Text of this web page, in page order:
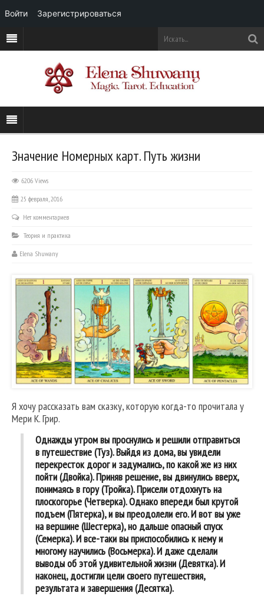
Значение Номерных карт. Путь жизни
6206 Views
25 февраля, 2016
Нет комментариев
Теория и практика
Elena Shuwany
Я хочу рассказать вам сказку, которую когда-то прочитала у
Мери К. Грир.
Однажды утром вы проснулись и решили отправиться
в путешествие (Туз). Выйдя из дома, вы увидели
перекресток дорог и задумались, по какой же из них
пойти (Двойка). Приняв решение, вы двинулись вверх,
понимаясь в гору (Тройка). Присели отдохнуть на
плоскогорье (Четверка). Однако впереди был крутой
подъем (Пятерка), и вы преодолели его. И вот вы уже
на вершине (Шестерка), но дальше опасный спуск
(Семерка). И все-таки вы приспособились к нему и
многому научились (Восьмерка). И даже сделали
выводы об этой удивительной жизни (Девятка). И
наконец, достигли цели своего путешествия,
результата и завершения (Десятка).
Войти Зарегистрироваться